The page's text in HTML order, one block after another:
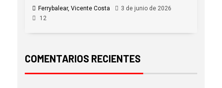
Ferrybalear, Vicente Costa
3 de junio de 2026
12
COMENTARIOS RECIENTES